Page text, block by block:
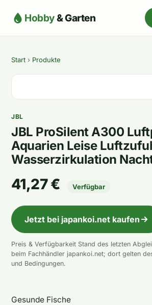
Hobby& Garten
Start › Produkte
JBL
JBL ProSilent A300
Aquarien Leise
Wasserzirkulation
41,27 € Verfügbar
Jetzt bei japankoi.net kaufen
Preis & Verfügbarkeit Stand des letzten
beim Fachhändler japankoi.net; dort gelten
und Bedingungen.
Gesunde Fische